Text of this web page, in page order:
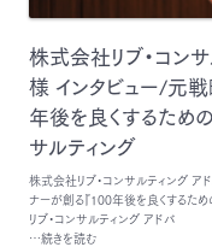
株式会社リブ・コン
様 インタビュー/元戦
年後を良くするための
サルティング
株式会社リブ・コンサルティング ア
ナーが創る『100年後を良くするため
リブ・コンサルティング アドバ
…続きを読む